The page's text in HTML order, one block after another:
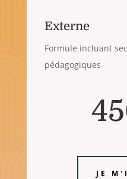
Externe
Formule incluant
pédagogiques
JE